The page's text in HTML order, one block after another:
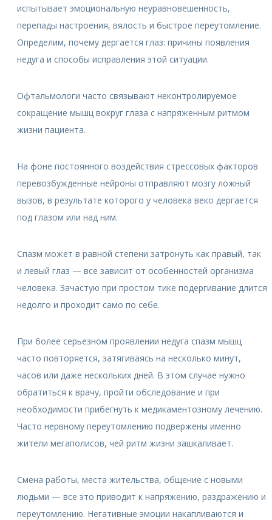
испытывает эмоциональную неуравновешенность,
перепады настроения, вялость и быстрое переутомление.
Определим, почему дергается глаз: причины появления
недуга и способы исправления этой ситуации.
Офтальмологи часто связывают неконтролируемое
сокращение мышц вокруг глаза с напряженным ритмом
жизни пациента.
На фоне постоянного воздействия стрессовых факторов
перевозбужденные нейроны отправляют мозгу ложный
вызов, в результате которого у человека веко дергается
под глазом или над ним.
Спазм может в равной степени затронуть как правый, так
и левый глаз — все зависит от особенностей организма
человека. Зачастую при простом тике подергивание длится
недолго и проходит само по себе.
При более серьезном проявлении недуга спазм мышц
часто повторяется, затягиваясь на несколько минут,
часов или даже нескольких дней. В этом случае нужно
обратиться к врачу, пройти обследование и при
необходимости прибегнуть к медикаментозному лечению.
Часто нервному переутомлению подвержены именно
жители мегаполисов, чей ритм жизни зашкаливает.
Смена работы, места жительства, общение с новыми
людьми — все это приводит к напряжению, раздражению и
переутомлению. Негативные эмоции накапливаются и